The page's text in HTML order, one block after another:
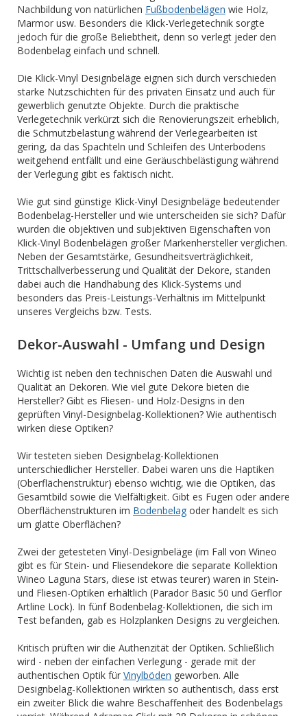
Nachbildung von natürlichen Fußbodenbelägen wie Holz,
Marmor usw. Besonders die Klick-Verlegetechnik sorgte
jedoch für die große Beliebtheit, denn so verlegt jeder den
Bodenbelag einfach und schnell.
Die Klick-Vinyl Designbeläge eignen sich durch verschieden
starke Nutzschichten für des privaten Einsatz und auch für
gewerblich genutzte Objekte. Durch die praktische
Verlegetechnik verkürzt sich die Renovierungszeit erheblich,
die Schmutzbelastung während der Verlegearbeiten ist
gering, da das Spachteln und Schleifen des Unterbodens
weitgehend entfällt und eine Geräuschbelästigung während
der Verlegung gibt es faktisch nicht.
Wie gut sind günstige Klick-Vinyl Designbeläge bedeutender
Bodenbelag-Hersteller und wie unterscheiden sie sich? Dafür
wurden die objektiven und subjektiven Eigenschaften von
Klick-Vinyl Bodenbelägen großer Markenhersteller verglichen.
Neben der Gesamtstärke, Gesundheitsverträglichkeit,
Trittschallverbesserung und Qualität der Dekore, standen
dabei auch die Handhabung des Klick-Systems und
besonders das Preis-Leistungs-Verhältnis im Mittelpunkt
unseres Vergleichs bzw. Tests.
Dekor-Auswahl - Umfang und Design
Wichtig ist neben den technischen Daten die Auswahl und
Qualität an Dekoren. Wie viel gute Dekore bieten die
Hersteller? Gibt es Fliesen- und Holz-Designs in den
geprüften Vinyl-Designbelag-Kollektionen? Wie authentisch
wirken diese Optiken?
Wir testeten sieben Designbelag-Kollektionen
unterschiedlicher Hersteller. Dabei waren uns die Haptiken
(Oberflächenstruktur) ebenso wichtig, wie die Optiken, das
Gesamtbild sowie die Vielfältigkeit. Gibt es Fugen oder andere
Oberflächenstrukturen im Bodenbelag oder handelt es sich
um glatte Oberflächen?
Zwei der getesteten Vinyl-Designbeläge (im Fall von Wineo
gibt es für Stein- und Fliesendekore die separate Kollektion
Wineo Laguna Stars, diese ist etwas teurer) waren in Stein-
und Fliesen-Optiken erhältlich (Parador Basic 50 und Gerflor
Artline Lock). In fünf Bodenbelag-Kollektionen, die sich im
Test befanden, gab es Holzplanken Designs zu vergleichen.
Kritisch prüften wir die Authenzität der Optiken. Schließlich
wird - neben der einfachen Verlegung - gerade mit der
authentischen Optik für Vinylböden geworben. Alle
Designbelag-Kollektionen wirkten so authentisch, dass erst
ein zweiter Blick die wahre Beschaffenheit des Bodenbelags